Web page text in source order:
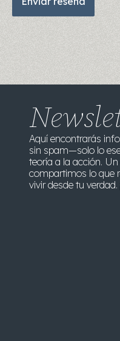
Aquí encontrarás
sin spam—solo lo
teoría a la acción.
compartimos lo que
vivir desde tu verdad.